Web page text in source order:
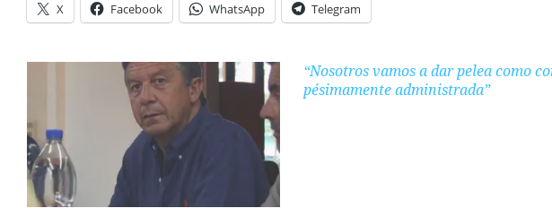
X Facebook WhatsApp Telegram
“Nosotros vamos a dar pelea como
pésimamente administrada”